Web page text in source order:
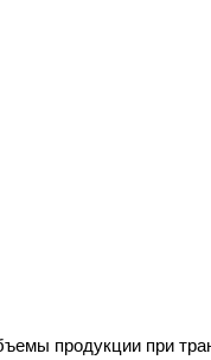
продукции при